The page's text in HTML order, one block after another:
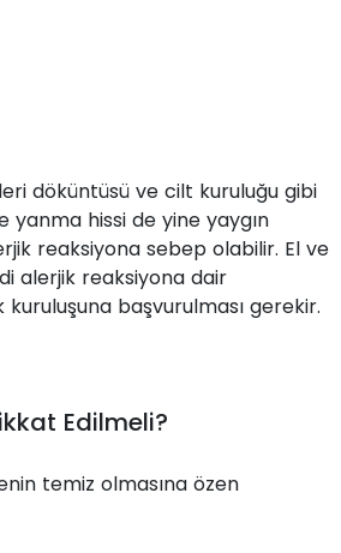
döküntüsü ve cilt kuruluğu gibi
yanma hissi de yine yaygın
reaksiyona sebep olabilir. El ve
alerjik reaksiyona dair
başvurulması gerekir.
Edilmeli?
temiz olmasına özen